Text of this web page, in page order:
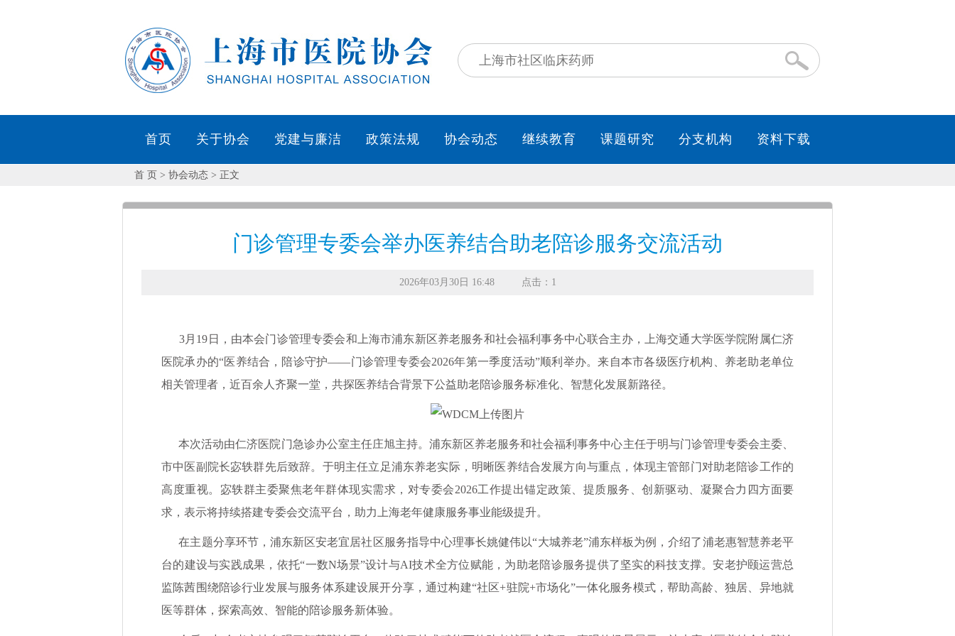
首 页 > 协会动态 > 正文
门诊管理专委会举办医养结合助老陪诊服务交流活动
2026年03月30日 16:48 点击：1
3月19日，由本会门诊管理专委会和上海市浦东新区养老服务和社会福利事务中心联合主办，上海交通大学医学院附属仁济
医院承办的“医养结合，陪诊守护——门诊管理专委会2026年第一季度活动”顺利举办。来自本市各级医疗机构、养老助老单位
相关管理者，近百余人齐聚一堂，共探医养结合背景下公益助老陪诊服务标准化、智慧化发展新路径。
本次活动由仁济医院门急诊办公室主任庄旭主持。浦东新区养老服务和社会福利事务中心主任于明与门诊管理专委会主委、
市中医副院长宓轶群先后致辞。于明主任立足浦东养老实际，明晰医养结合发展方向与重点，体现主管部门对助老陪诊工作的
高度重视。宓轶群主委聚焦老年群体现实需求，对专委会2026工作提出锚定政策、提质服务、创新驱动、凝聚合力四方面要
求，表示将持续搭建专委会交流平台，助力上海老年健康服务事业能级提升。
在主题分享环节，浦东新区安老宜居社区服务指导中心理事长姚健伟以“大城养老”浦东样板为例，介绍了浦老惠智慧养老平
台的建设与实践成果，依托“一数N场景”设计与AI技术全方位赋能，为助老陪诊服务提供了坚实的科技支撑。安老护颐运营总
监陈茜围绕陪诊行业发展与服务体系建设展开分享，通过构建“社区+驻院+市场化”一体化服务模式，帮助高龄、独居、异地就
医等群体，探索高效、智能的陪诊服务新体验。